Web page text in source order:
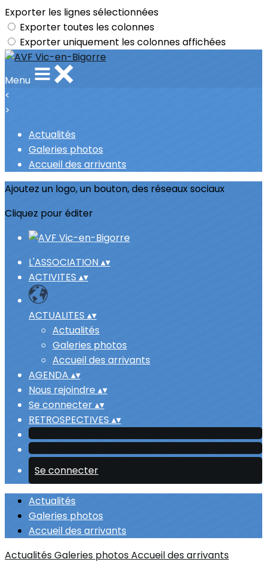
Exporter les lignes sélectionnées
Exporter toutes les colonnes
Exporter uniquement les colonnes affichées
Menu
<
>
Actualités
Galeries photos
Accueil des arrivants
Ajoutez un logo, un bouton, des réseaux sociaux
Cliquez pour éditer
L'ASSOCIATION▴▾
ACTIVITES ▴▾
ACTUALITES ▴▾
Actualités
Galeries photos
Accueil des arrivants
AGENDA ▴▾
Nous rejoindre ▴▾
Se connecter▴▾
RETROSPECTIVES ▴▾
Se connecter
Actualités
Galeries photos
Accueil des arrivants
ActualitésGaleries photosAccueil des arrivants